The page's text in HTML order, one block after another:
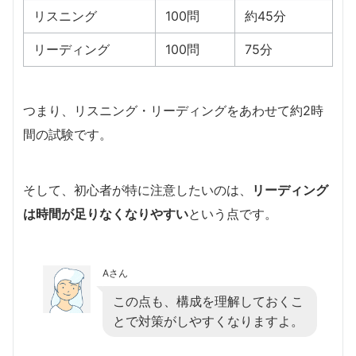
リスニング 100問 約45分
リーディング 100問 75分
つまり、リスニング・リーディングをあわせて約2時
間の試験です。
そして、初心者が特に注意したいのは、
リーディング
は時間が足りなくなりやすいという点です。
Aさん
この点も、構成を理解しておくこ
とで対策がしやすくなりますよ。